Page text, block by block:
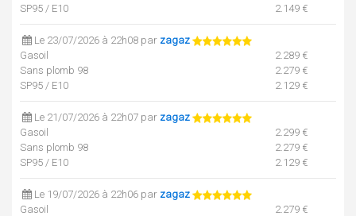
SP95 / E10
2.149 €
Le 23/07/2026 à 22h08 par zagaz
Gasoil
2.289 €
Sans plomb 98
2.279 €
SP95 / E10
2.129 €
Le 21/07/2026 à 22h07 par zagaz
Gasoil
2.299 €
Sans plomb 98
2.279 €
SP95 / E10
2.129 €
Le 19/07/2026 à 22h06 par zagaz
Gasoil
2.279 €